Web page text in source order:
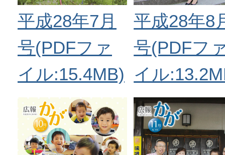
平成28年7月
号(PDFファ
イル:15.4MB)
平成28年8
号(PDFフ
イル